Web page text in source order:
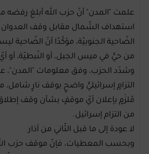
علمت "المدن" أنّ حزب الله أبلغ رفضه
استهداف الشّمال مقابل وقف العدوان
الضّاحية الجنوبيّة، مؤكّدًا أنّ الضّاحية
من حيٍّ في ميس الجبل، أو النّبطيّة، أو أيّ
وشدّد الحزب، وفق معلومات "المدن"،
التزامٍ إسرائيليٍّ واضحٍ بوقف نارٍ شامل،
مُلزَمٍ بإعلان أيّ موقفٍ بشأن وقف إطلاق
من التزام إسرائيل.
لا عودة إلى ما قبل الثّاني من آذار
وبحسب المعطيات، فإنّ موقف حزب